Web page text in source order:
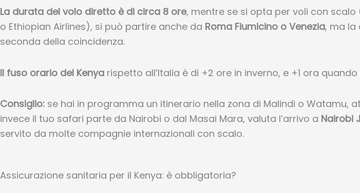
La durata del volo diretto è di circa 8 ore, mentre se si opta per voli con
o Ethiopian Airlines), si può partire anche da Roma Fiumicino o Venezia, ma la
seconda della coincidenza.
Il fuso orario del Kenya rispetto all’Italia è di +2 ore in inverno, e +1 ora
Consiglio: se hai in programma un itinerario nella zona di Malindi o Watamu,
invece il tuo safari parte da Nairobi o dal Masai Mara, valuta l’arrivo a Nairobi
servito da molte compagnie internazionali con scalo.
Assicurazione sanitaria per il Kenya: è obbligatoria?